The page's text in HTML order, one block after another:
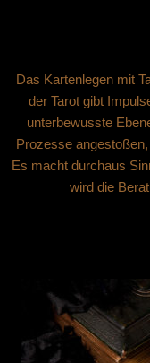
Das Kartenlegen mit
der Tarot gibt
unterbewusste
Prozesse
Es macht durchaus
wird die